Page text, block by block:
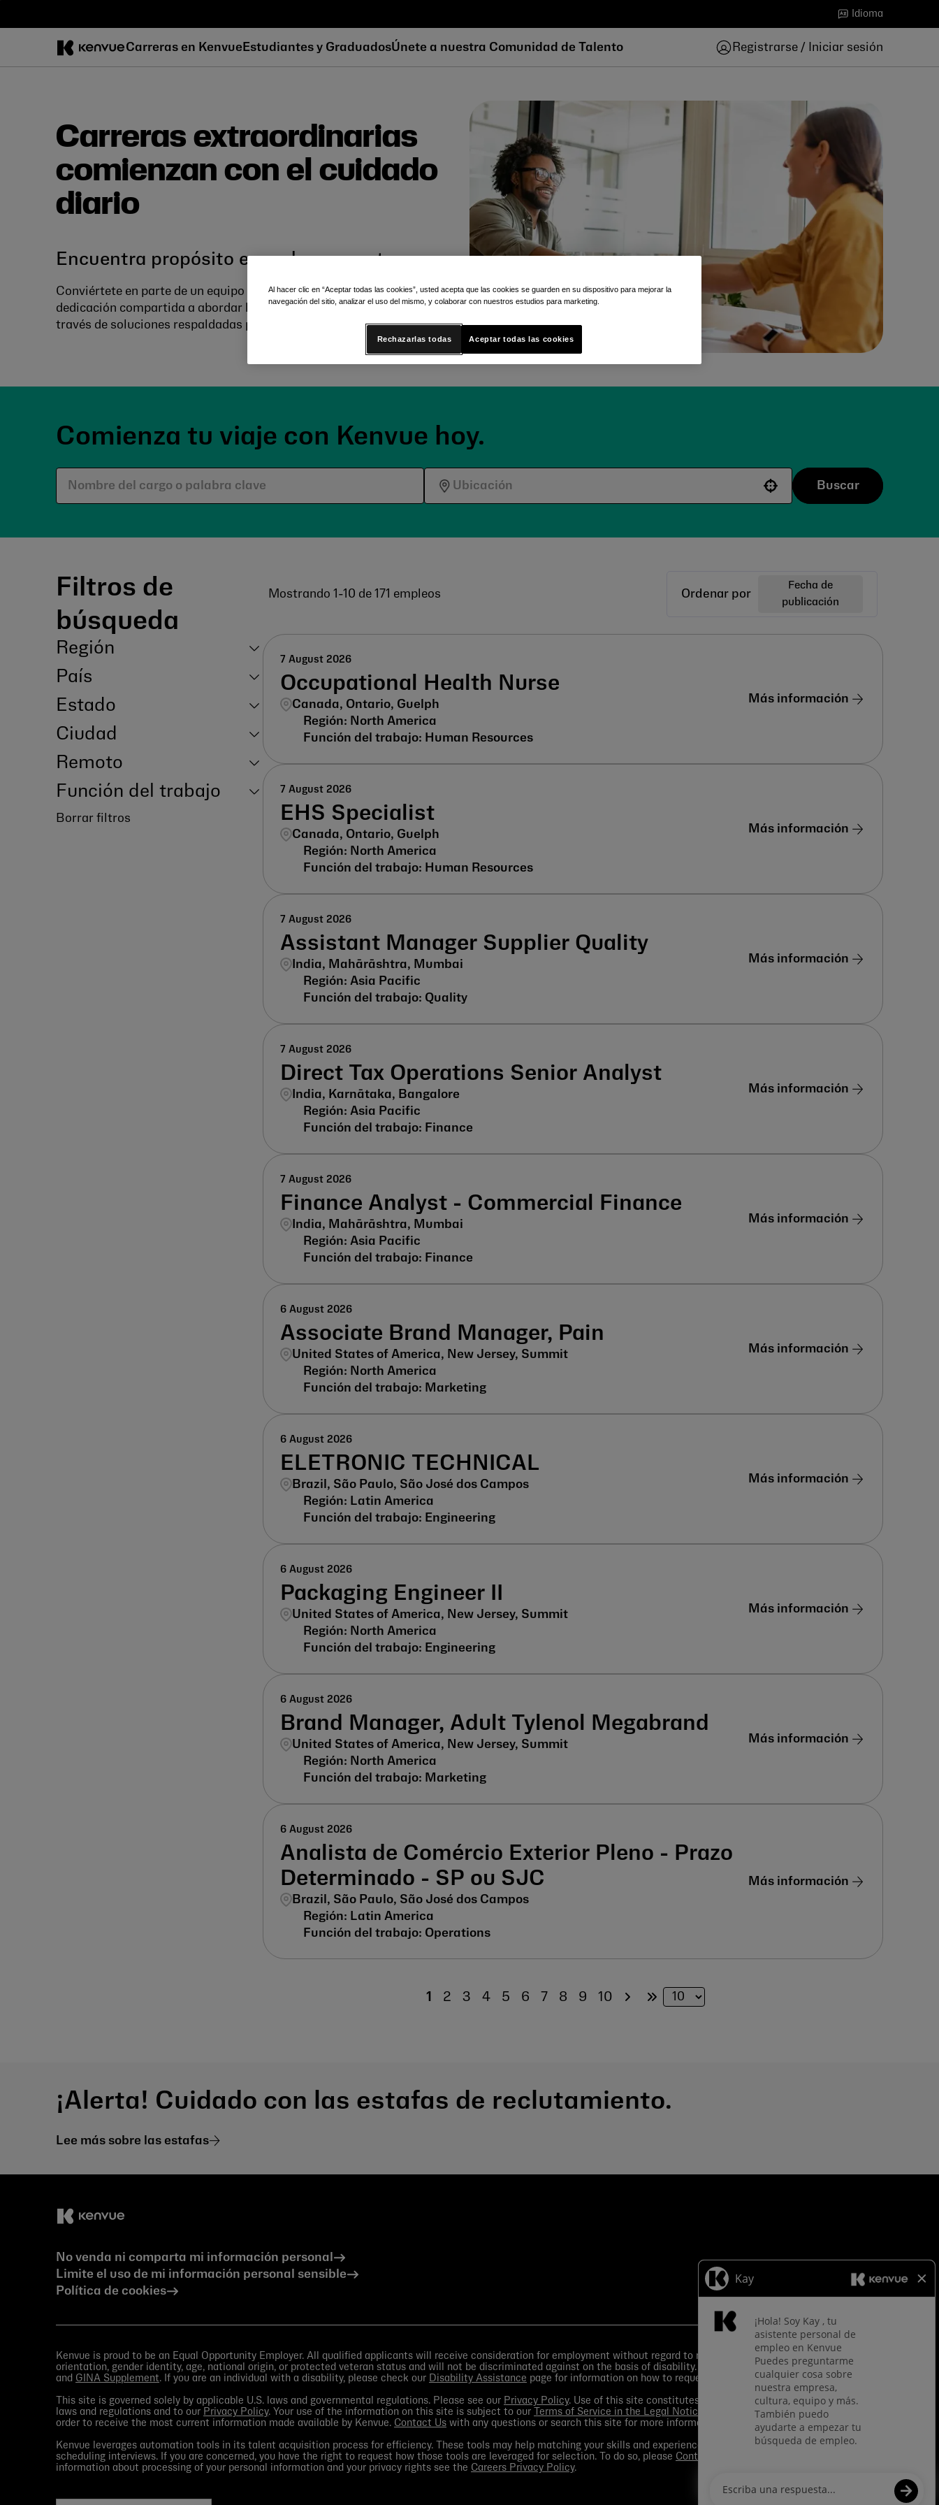
Idioma
Carreras en Kenvue Estudiantes y GraduadosÚnete a nuestra Comunidad de Talento Registrarse / Iniciar sesión
Carreras extraordinarias
comienzan con el cuidado
diario
Encuentra propósito en cada momento.
Conviértete en parte de un equipo dinámico y global unido por una
dedicación compartida a abordar las necesidades de cuidado diario a
través de soluciones respaldadas por la ciencia y centradas en el cuidado.
Comienza tu viaje con Kenvue hoy.
Buscar
Filtros de
búsqueda
Región
País
Estado
Ciudad
Remoto
Función del trabajo
Borrar filtros
Mostrando 1 -10 de 171 empleos Ordenar por
Fecha de
publicación
Occupational Health Nurse
Canada, Ontario, Guelph
7 August 2026
North America
Human Resources
Más información
EHS Specialist
Canada, Ontario, Guelph
7 August 2026
North America
Human Resources
Más información
Assistant Manager Supplier Quality
India, Mahārāshtra, Mumbai
7 August 2026
Asia Pacific
Quality
Más información
Direct Tax Operations Senior Analyst
India, Karnātaka, Bangalore
7 August 2026
Asia Pacific
Finance
Más información
Finance Analyst - Commercial Finance
India, Mahārāshtra, Mumbai
7 August 2026
Asia Pacific
Finance
Más información
Associate Brand Manager, Pain
United States of America, New Jersey, Summit
6 August 2026
North America
Marketing
Más información
ELETRONIC TECHNICAL
Brazil, São Paulo, São José dos Campos
6 August 2026
Latin America
Engineering
Más información
Packaging Engineer II
United States of America, New Jersey, Summit
6 August 2026
North America
Engineering
Más información
Brand Manager, Adult Tylenol Megabrand
United States of America, New Jersey, Summit
6 August 2026
North America
Marketing
Más información
Analista de Comércio Exterior Pleno - Prazo
Determinado - SP ou SJC
Brazil, São Paulo, São José dos Campos
6 August 2026
Latin America
Operations
Más información
1 2 3 4 5 6 7 8 9 10
¡Alerta! Cuidado con las estafas de reclutamiento.
Lee más sobre las estafas
No venda ni comparta mi información personal
Limite el uso de mi información personal sensible
Política de cookies
Kenvue is proud to be an Equal Opportunity Employer. All qualified applicants will receive consideration for employment without regard to race, color, religion, sex, sexual
orientation, gender identity, age, national origin, or protected veteran status and will not be discriminated against on the basis of disability.
Equal Employment Opportunity Posters
and GINA Supplement. If you are an individual with a disability, please check our Disability Assistance page for information on how to request an accommodation.
This site is governed solely by applicable U.S. laws and governmental regulations. Please see our Privacy Policy. Use of this site constitutes your consent to application of such
laws and regulations and to our Privacy Policy. Your use of the information on this site is subject to our Terms of Service in the Legal Notice . You should view theMedia section
order to receive the most current information made available by Kenvue. Contact Us with any questions or search this site for more information.
Kenvue leverages automation tools in its talent acquisition process for efficiency. These tools may help matching your skills and experience to a given role and assist in
scheduling interviews. If you are concerned, you have the right to request how those tools are leveraged for selection. To do so, please Contact Us
information about processing of your personal information and your privacy rights see the Careers Privacy Policy.
Al hacer clic en “Aceptar todas las cookies”, usted acepta que las cookies se guarden en su dispositivo para mejorar la
navegación del sitio, analizar el uso del mismo, y colaborar con nuestros estudios para marketing.
Rechazarlas todas Aceptar todas las cookies